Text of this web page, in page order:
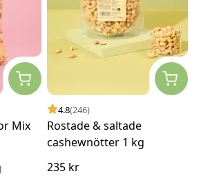
Mix
4.8(246)
Rostade & saltade
cashewnötter 1 kg
235 kr